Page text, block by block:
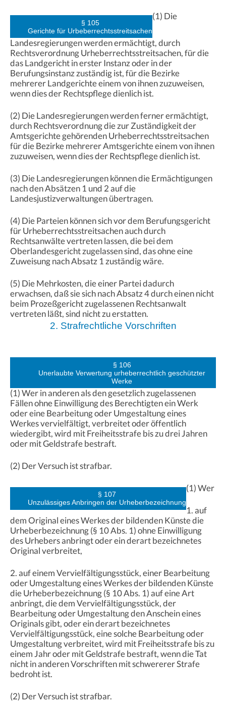
§ 105
Gerichte für Urbeberrechtsstreitsachen
(1) Die
Landesregierungen werden ermächtigt, durch
Rechtsverordnung Urheberrechtsstreitsachen, für die
das Landgericht in erster Instanz oder in der
Berufungsinstanz zuständig ist, für die Bezirke
mehrerer Landgerichte einem von ihnen zuzuweisen,
wenn dies der Rechtspflege dienlich ist.
(2) Die Landesregierungen werden ferner ermächtigt,
durch Rechtsverordnung die zur Zuständigkeit der
Amtsgerichte gehörenden Urheberrechtsstreitsachen
für die Bezirke mehrerer Amtsgerichte einem von ihnen
zuzuweisen, wenn dies der Rechtspflege dienlich ist.
(3) Die Landesregierungen können die Ermächtigungen
nach den Absätzen 1 und 2 auf die
Landesjustizverwaltungen übertragen.
(4) Die Parteien können sich vor dem Berufungsgericht
für Urheberrechtsstreitsachen auch durch
Rechtsanwälte vertreten lassen, die bei dem
Oberlandesgericht zugelassen sind, das ohne eine
Zuweisung nach Absatz 1 zuständig wäre.
(5) Die Mehrkosten, die einer Partei dadurch
erwachsen, daß sie sich nach Absatz 4 durch einen nicht
beim Prozeßgericht zugelassenen Rechtsanwalt
vertreten läßt, sind nicht zu erstatten.
2. Strafrechtliche Vorschriften
§ 106
Unerlaubte Verwertung urheberrechtlich geschützter
Werke
(1) Wer in anderen als den gesetzlich zugelassenen
Fällen ohne Einwilligung des Berechtigten ein Werk
oder eine Bearbeitung oder Umgestaltung eines
Werkes vervielfältigt, verbreitet oder öffentlich
wiedergibt, wird mit Freiheitsstrafe bis zu drei Jahren
oder mit Geldstrafe bestraft.
(2) Der Versuch ist strafbar.
§ 107
Unzulässiges Anbringen der Urheberbezeichnung
(1) Wer
1. auf
dem Original eines Werkes der bildenden Künste die
Urheberbezeichnung (§ 10 Abs. 1) ohne Einwilligung
des Urhebers anbringt oder ein derart bezeichnetes
Original verbreitet,
2. auf einem Vervielfältigungsstück, einer Bearbeitung
oder Umgestaltung eines Werkes der bildenden Künste
die Urheberbezeichnung (§ 10 Abs. 1) auf eine Art
anbringt, die dem Vervielfältigungsstück, der
Bearbeitung oder Umgestaltung den Anschein eines
Originals gibt, oder ein derart bezeichnetes
Vervielfältigungsstück, eine solche Bearbeitung oder
Umgestaltung verbreitet, wird mit Freiheitsstrafe bis zu
einem Jahr oder mit Geldstrafe bestraft, wenn die Tat
nicht in anderen Vorschriften mit schwererer Strafe
bedroht ist.
(2) Der Versuch ist strafbar.